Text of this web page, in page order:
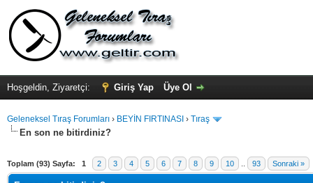
Hoşgeldin, Ziyaretçi: Giriş Yap Üye Ol
Geleneksel Tıraş Forumları › BEYİN FIRTINASI › Tıraş
En son ne bitirdiniz?
Toplam (93) Sayfa: 1 2 3 4 5 6 7 8 9 10 93 Sonraki »